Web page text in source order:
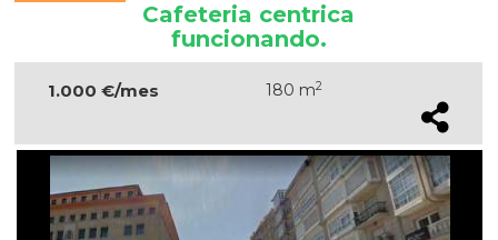
Cafeteria centrica
funcionando.
1.000 €/mes 180 m2